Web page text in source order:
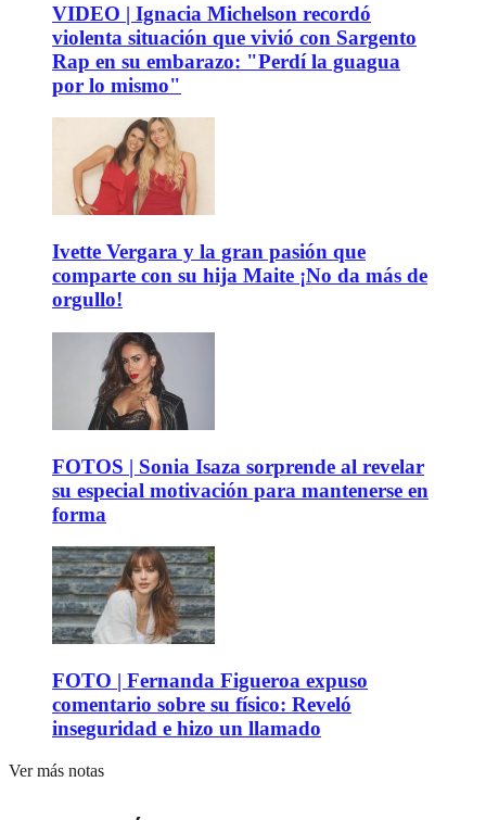
VIDEO | Ignacia Michelson recordó
violenta situación que vivió con Sargento
Rap en su embarazo: "Perdí la guagua
por lo mismo"
Ivette Vergara y la gran pasión que
comparte con su hija Maite ¡No da más de
orgullo!
FOTOS | Sonia Isaza sorprende al revelar
su especial motivación para mantenerse en
forma
FOTO | Fernanda Figueroa expuso
comentario sobre su físico: Reveló
inseguridad e hizo un llamado
Ver más notas